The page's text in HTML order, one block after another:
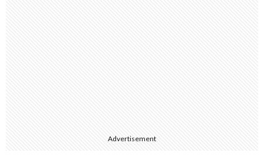
Advertisement